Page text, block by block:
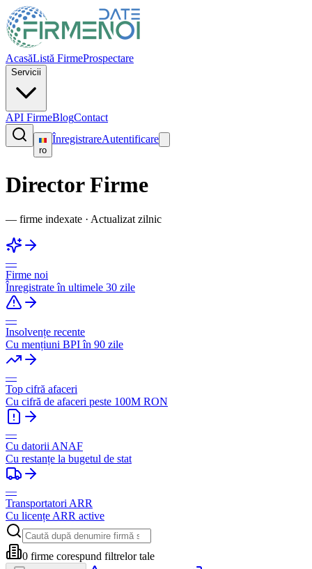
AcasăListă FirmeProspectare
Servicii
API FirmeBlogContact
ro
ÎnregistrareAutentificare
Director Firme
— firme indexate · Actualizat zilnic
—
Firme noi
Înregistrate în ultimele 30 zile
—
Insolvențe recente
Cu mențiuni BPI în 90 zile
—
Top cifră afaceri
Cu cifră de afaceri peste 100M RON
—
Cu datorii ANAF
Cu restanțe la bugetul de stat
—
Transportatori ARR
Cu licențe ARR active
0 firme corespund filtrelor tale